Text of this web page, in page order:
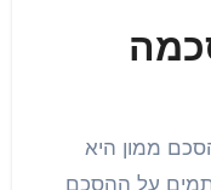
ממון היא
על ההסכם